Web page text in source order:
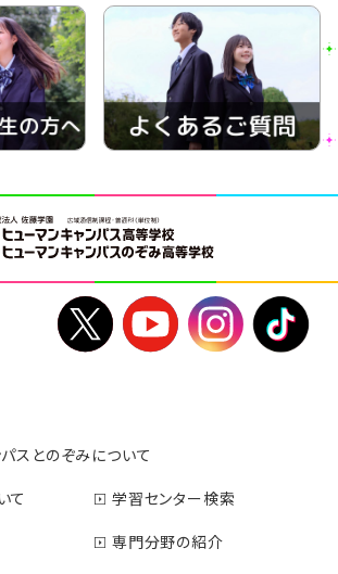
スとのぞみについて
て
学習センター検索
専門分野の紹介